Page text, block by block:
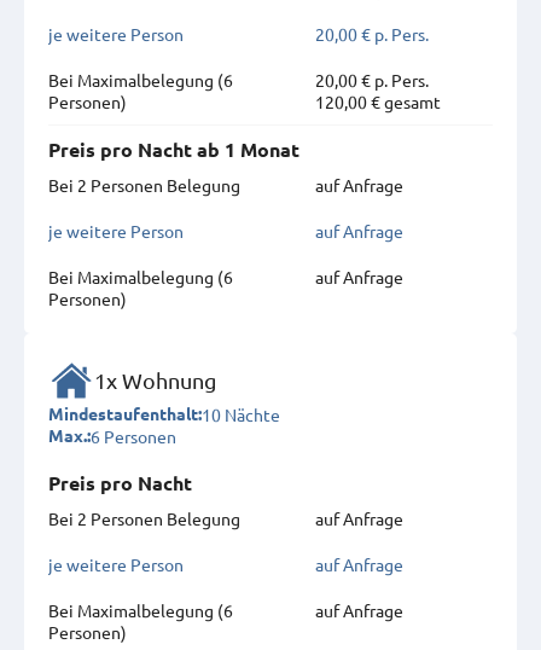
je weitere Person 20,00 € p. Pers.
Bei Maximal­belegung (6
Personen)
20,00 € p. Pers.
120,00 € gesamt
Preis pro Nacht ab 1 Monat
Bei 2 Personen Belegung
auf Anfrage
je weitere Person auf Anfrage
Bei Maximal­belegung (6
Personen)
auf Anfrage
1x Wohnung
Mindestaufenthalt:10 Nächte
Max.:6 Personen
Preis pro Nacht
Bei 2 Personen Belegung
auf Anfrage
je weitere Person auf Anfrage
Bei Maximal­belegung (6
Personen)
auf Anfrage